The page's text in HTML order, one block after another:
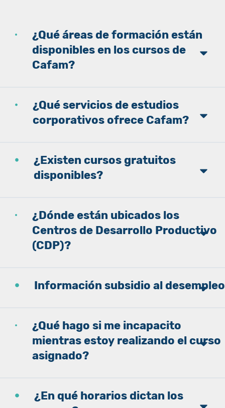
¿Qué áreas de formación están
disponibles en los cursos de
Cafam?
¿Qué servicios de estudios
corporativos ofrece Cafam?
¿Existen cursos gratuitos
disponibles?
¿Dónde están ubicados los
Centros de Desarrollo Productivo
(CDP)?
Información subsidio al desempleo
¿Qué hago si me incapacito
mientras estoy realizando el curso
asignado?
¿En qué horarios dictan los